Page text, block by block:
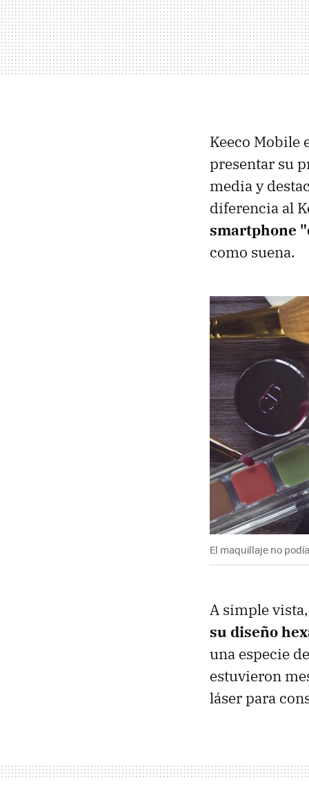
Keeco Mobile
presentar su
media y
diferencia al
smartphone
como suena.
El maquillaje no
A simple
su diseño
una especie
estuvieron
láser para